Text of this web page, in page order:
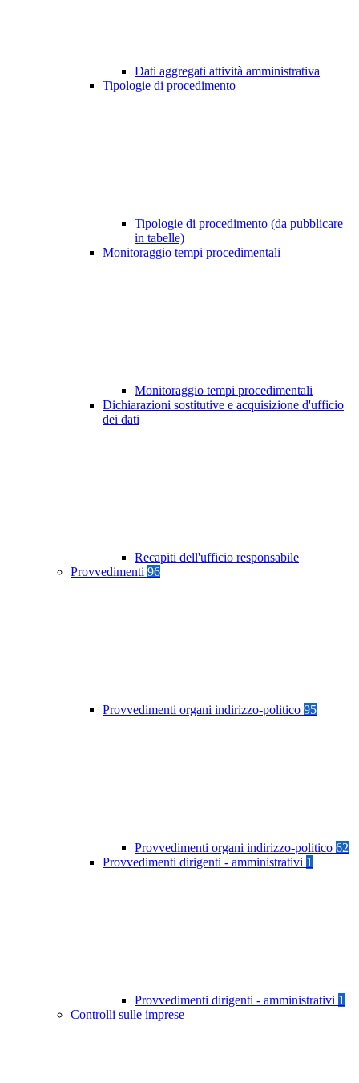
Dati aggregati attività amministrativa
Tipologie di procedimento
Tipologie di procedimento (da pubblicare
in tabelle)
Monitoraggio tempi procedimentali
Monitoraggio tempi procedimentali
Dichiarazioni sostitutive e acquisizione d'ufficio
dei dati
Recapiti dell'ufficio responsabile
Provvedimenti 96
Provvedimenti organi indirizzo-politico 95
Provvedimenti organi indirizzo-politico 62
Provvedimenti dirigenti - amministrativi 1
Provvedimenti dirigenti - amministrativi 1
Controlli sulle imprese